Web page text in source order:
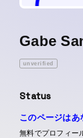
Gabe
unverified
Status
このページはあ
無料でプロフィー